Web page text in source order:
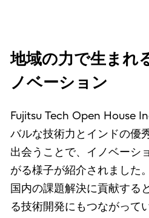
地域の力で生まれ
ノベーション
Fujitsu Tech Open House
バルな技術力とインドの優
出会うことで、イノベーシ
がる様子が紹介されました
国内の課題解決に貢献する
る技術開発にもつながって